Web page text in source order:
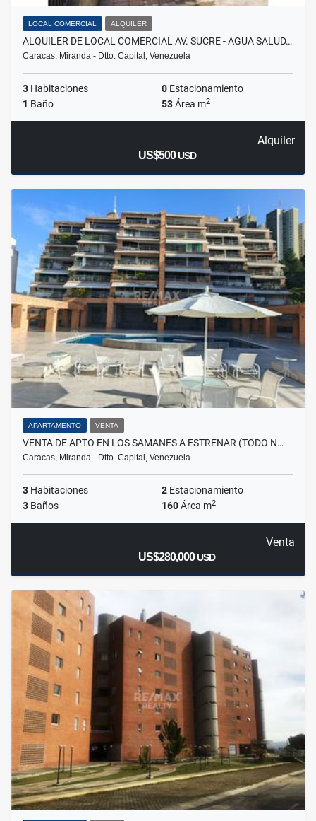
LOCAL COMERCIAL ALQUILER
ALQUILER DE LOCAL COMERCIAL AV. SUCRE - AGUA SALUD…
Caracas, Miranda - Dtto. Capital, Venezuela
3 Habitaciones 0 Estacionamiento
1 Baño 53Área m2
Alquiler
US$500USD
APARTAMENTO VENTA
VENTA DE APTO EN LOS SAMANES A ESTRENAR (TODO N…
Caracas, Miranda - Dtto. Capital, Venezuela
3 Habitaciones 2 Estacionamiento
3 Baños 160Área m2
Venta
US$280,000USD